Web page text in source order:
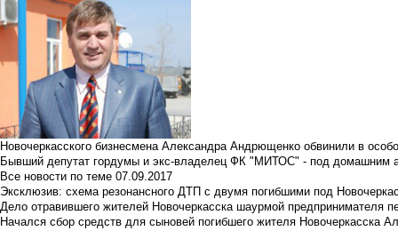
Новочеркасского бизнесмена Александра Андрющенко обвинили в
Бывший депутат гордумы и экс-владелец ФК "МИТОС" - под домашним
Все новости по теме 07.09.2017
Эксклюзив: схема резонансного ДТП с двумя погибшими под
Дело отравившего жителей Новочеркасска шаурмой предпринимателя
Начался сбор средств для сыновей погибшего жителя Новочеркасска